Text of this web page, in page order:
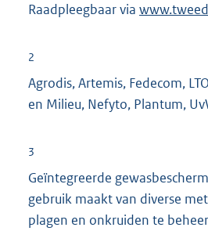
Raadpleegbaar via E
i
n
k
2
Agrodis, Artemis, Fedecom,
en Milieu, Nefyto, Plantum,
3
Geïntegreerde
gebruik maakt van diverse
plagen en onkruiden te